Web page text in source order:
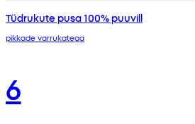
Tüdrukute pusa 100% puuvill
pikkade varrukatega
6